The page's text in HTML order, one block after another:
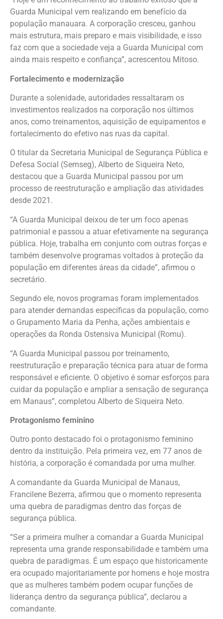
Guarda Municipal vem realizando em benefício da
população manauara. A corporação cresceu, ganhou
mais estrutura, mais preparo e mais visibilidade, e isso
faz com que a sociedade veja a Guarda Municipal com
ainda mais respeito e confiança”, acrescentou Mitoso.
Fortalecimento e modernização
Durante a solenidade, autoridades ressaltaram os
investimentos realizados na corporação nos últimos
anos, como treinamentos, aquisição de equipamentos e
fortalecimento do efetivo nas ruas da capital.
O titular da Secretaria Municipal de Segurança Pública e
Defesa Social (Semseg), Alberto de Siqueira Neto,
destacou que a Guarda Municipal passou por um
processo de reestruturação e ampliação das atividades
desde 2021.
“A Guarda Municipal deixou de ter um foco apenas
patrimonial e passou a atuar efetivamente na segurança
pública. Hoje, trabalha em conjunto com outras forças e
também desenvolve programas voltados à proteção da
população em diferentes áreas da cidade”, afirmou o
secretário.
Segundo ele, novos programas foram implementados
para atender demandas específicas da população, como
o Grupamento Maria da Penha, ações ambientais e
operações da Ronda Ostensiva Municipal (Romu).
“A Guarda Municipal passou por treinamento,
reestruturação e preparação técnica para atuar de forma
responsável e eficiente. O objetivo é somar esforços para
cuidar da população e ampliar a sensação de segurança
em Manaus”, completou Alberto de Siqueira Neto.
Protagonismo feminino
Outro ponto destacado foi o protagonismo feminino
dentro da instituição. Pela primeira vez, em 77 anos de
história, a corporação é comandada por uma mulher.
A comandante da Guarda Municipal de Manaus,
Francilene Bezerra, afirmou que o momento representa
uma quebra de paradigmas dentro das forças de
segurança pública.
“Ser a primeira mulher a comandar a Guarda Municipal
representa uma grande responsabilidade e também uma
quebra de paradigmas. É um espaço que historicamente
era ocupado majoritariamente por homens e hoje mostra
que as mulheres também podem ocupar funções de
liderança dentro da segurança pública”, declarou a
comandante.